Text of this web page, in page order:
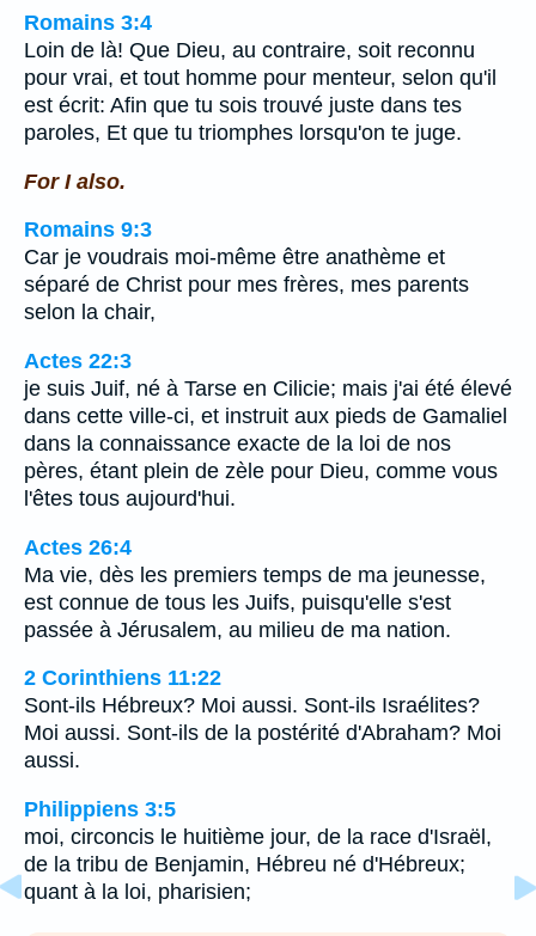
Romains 3:4
Loin de là! Que Dieu, au contraire, soit reconnu
pour vrai, et tout homme pour menteur, selon qu'il
est écrit: Afin que tu sois trouvé juste dans tes
paroles, Et que tu triomphes lorsqu'on te juge.
For I also.
Romains 9:3
Car je voudrais moi-même être anathème et
séparé de Christ pour mes frères, mes parents
selon la chair,
Actes 22:3
je suis Juif, né à Tarse en Cilicie; mais j'ai été élevé
dans cette ville-ci, et instruit aux pieds de Gamaliel
dans la connaissance exacte de la loi de nos
pères, étant plein de zèle pour Dieu, comme vous
l'êtes tous aujourd'hui.
Actes 26:4
Ma vie, dès les premiers temps de ma jeunesse,
est connue de tous les Juifs, puisqu'elle s'est
passée à Jérusalem, au milieu de ma nation.
2 Corinthiens 11:22
Sont-ils Hébreux? Moi aussi. Sont-ils Israélites?
Moi aussi. Sont-ils de la postérité d'Abraham? Moi
aussi.
Philippiens 3:5
moi, circoncis le huitième jour, de la race d'Israël,
de la tribu de Benjamin, Hébreu né d'Hébreux;
quant à la loi, pharisien;